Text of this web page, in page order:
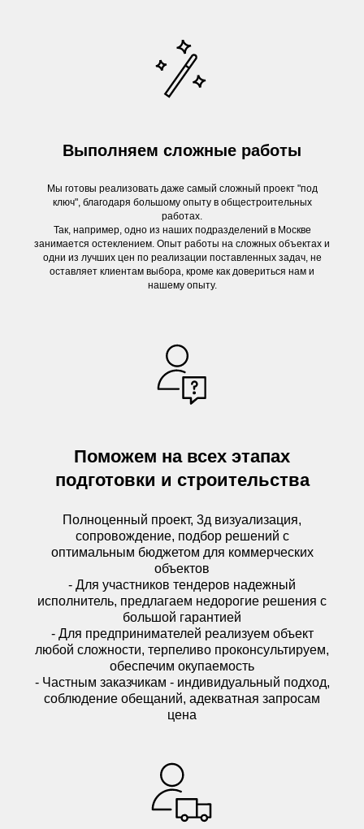
Выполняем сложные работы
Мы готовы реализовать даже самый сложный проект "под
ключ", благодаря большому опыту в общестроительных
работах.
Так, например, одно из наших подразделений в Москве
занимается остеклением. Опыт работы на сложных объектах и
одни из лучших цен по реализации поставленных задач, не
оставляет клиентам выбора, кроме как довериться нам и
нашему опыту.
Поможем на всех этапах
подготовки и строительства
Полноценный проект, 3д визуализация,
сопровождение, подбор решений с
оптимальным бюджетом для коммерческих
объектов
- Для участников тендеров надежный
исполнитель, предлагаем недорогие решения с
большой гарантией
- Для предпринимателей реализуем объект
любой сложности, терпеливо проконсультируем,
обеспечим окупаемость
- Частным заказчикам - индивидуальный подход,
соблюдение обещаний, адекватная запросам
цена